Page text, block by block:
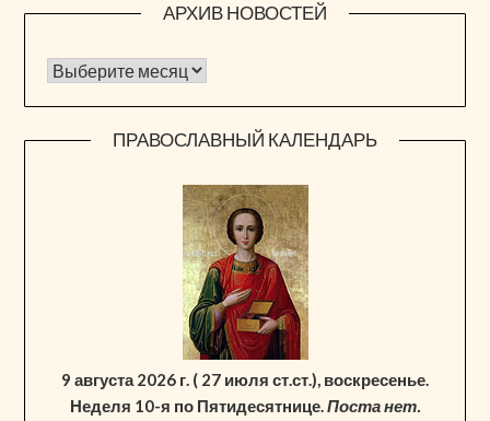
АРХИВ НОВОСТЕЙ
Архив новостей
ПРАВОСЛАВНЫЙ КАЛЕНДАРЬ
9 августа 2026 г. ( 27 июля ст.ст.), воскресенье.
Неделя 10-я по Пятидесятнице.Поста нет.